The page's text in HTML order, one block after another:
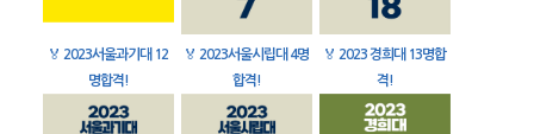
🏅 2023서울과기대 12
명합격!
🏅 2023서울시립대 4명
합격!
🏅 2023 경희대 13명합
격!